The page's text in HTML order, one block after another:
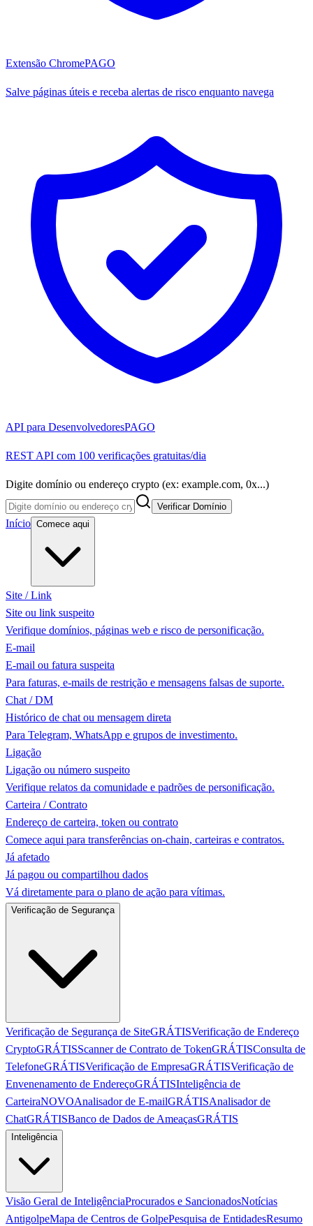
Extensão ChromePAGO
Salve páginas úteis e receba alertas de risco enquanto navega
API para DesenvolvedoresPAGO
REST API com 100 verificações gratuitas/dia
Digite domínio ou endereço crypto (ex: example.com, 0x...)
Verificar Domínio
Início Comece aqui
Site / Link
Site ou link suspeito
Verifique domínios, páginas web e risco de personificação.
E-mail
E-mail ou fatura suspeita
Para faturas, e-mails de restrição e mensagens falsas de suporte.
Chat / DM
Histórico de chat ou mensagem direta
Para Telegram, WhatsApp e grupos de investimento.
Ligação
Ligação ou número suspeito
Verifique relatos da comunidade e padrões de personificação.
Carteira / Contrato
Endereço de carteira, token ou contrato
Comece aqui para transferências on-chain, carteiras e contratos.
Já afetado
Já pagou ou compartilhou dados
Vá diretamente para o plano de ação para vítimas.
Verificação de Segurança
Verificação de Segurança de SiteGRÁTISVerificação de Endereço
CryptoGRÁTISScanner de Contrato de TokenGRÁTISConsulta de
TelefoneGRÁTISVerificação de EmpresaGRÁTISVerificação de
Envenenamento de EndereçoGRÁTISInteligência de
CarteiraNOVOAnalisador de E-mailGRÁTISAnalisador de
ChatGRÁTISBanco de Dados de AmeaçasGRÁTIS
Inteligência
Visão Geral de InteligênciaProcurados e SancionadosNotícias
AntigolpeMapa de Centros de GolpePesquisa de EntidadesResumo